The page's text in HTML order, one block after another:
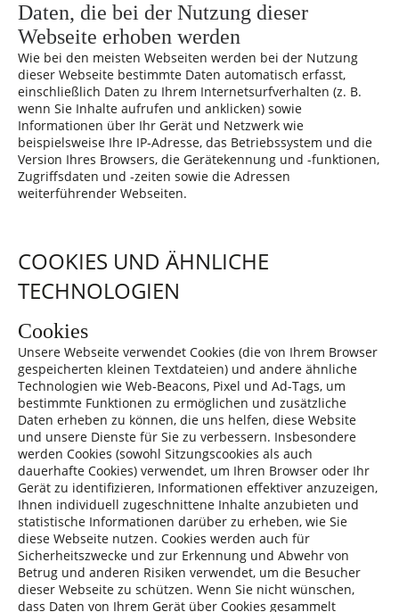
Daten, die bei der Nutzung dieser
Webseite erhoben werden
Wie bei den meisten Webseiten werden bei der Nutzung
dieser Webseite bestimmte Daten automatisch erfasst,
einschließlich Daten zu Ihrem Internetsurfverhalten (z. B.
wenn Sie Inhalte aufrufen und anklicken) sowie
Informationen über Ihr Gerät und Netzwerk wie
beispielsweise Ihre IP-Adresse, das Betriebssystem und die
Version Ihres Browsers, die Gerätekennung und -funktionen,
Zugriffsdaten und -zeiten sowie die Adressen
weiterführender Webseiten.
COOKIES UND ÄHNLICHE
TECHNOLOGIEN
Cookies
Unsere Webseite verwendet Cookies (die von Ihrem Browser
gespeicherten kleinen Textdateien) und andere ähnliche
Technologien wie Web-Beacons, Pixel und Ad-Tags, um
bestimmte Funktionen zu ermöglichen und zusätzliche
Daten erheben zu können, die uns helfen, diese Website
und unsere Dienste für Sie zu verbessern. Insbesondere
werden Cookies (sowohl Sitzungscookies als auch
dauerhafte Cookies) verwendet, um Ihren Browser oder Ihr
Gerät zu identifizieren, Informationen effektiver anzuzeigen,
Ihnen individuell zugeschnittene Inhalte anzubieten und
statistische Informationen darüber zu erheben, wie Sie
diese Webseite nutzen. Cookies werden auch für
Sicherheitszwecke und zur Erkennung und Abwehr von
Betrug und anderen Risiken verwendet, um die Besucher
dieser Webseite zu schützen. Wenn Sie nicht wünschen,
dass Daten von Ihrem Gerät über Cookies gesammelt